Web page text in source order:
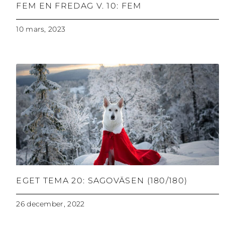
FEM EN FREDAG V. 10: FEM
10 mars, 2023
EGET TEMA 20: SAGOVÄSEN (180/180)
26 december, 2022